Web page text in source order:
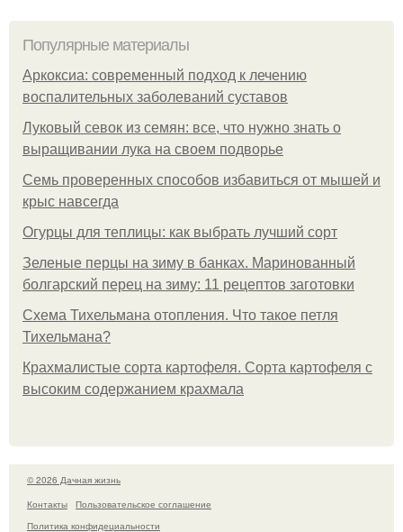
Популярные материалы
Аркоксиа: современный подход к лечению
воспалительных заболеваний суставов
Луковый севок из семян: все, что нужно знать о
выращивании лука на своем подворье
Семь проверенных способов избавиться от мышей и
крыс навсегда
Огурцы для теплицы: как выбрать лучший сорт
Зеленые перцы на зиму в банках. Маринованный
болгарский перец на зиму: 11 рецептов заготовки
Схема Тихельмана отопления. Что такое петля
Тихельмана?
Крахмалистые сорта картофеля. Сорта картофеля с
высоким содержанием крахмала
© 2026 Дачная жизнь
Контакты
Пользовательское соглашение
Политика конфидециальности